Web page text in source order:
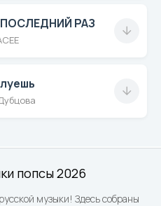
попсы 2026
музыки! Здесь собраны
ПОСЛЕДНИЙ РАЗ